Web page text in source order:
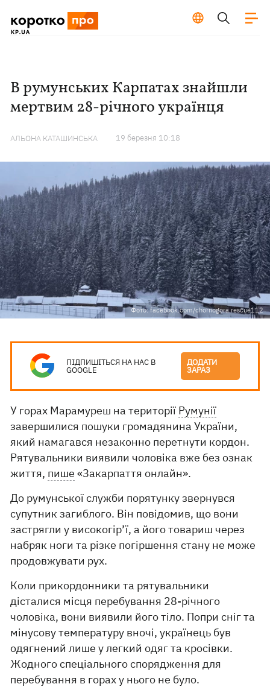
В румунських Карпатах знайшли
мертвим 28-річного українця
АЛЬОНА КАТАШИНСЬКА 19 березня 10:18
Фото: facebook.com/chornogora.rescue112
ПІДПИШІТЬСЯ НА НАС В
GOOGLE
ДОДАТИ
ЗАРАЗ
У горах Марамуреш на території Румунії
завершилися пошуки громадянина України,
який намагався незаконно перетнути кордон.
Рятувальники виявили чоловіка вже без ознак
життя, пише «Закарпаття онлайн».
До румунської служби порятунку звернувся
супутник загиблого. Він повідомив, що вони
застрягли у високогір’ї, а його товариш через
набряк ноги та різке погіршення стану не може
продовжувати рух.
Коли прикордонники та рятувальники
дісталися місця перебування 28-річного
чоловіка, вони виявили його тіло. Попри сніг та
мінусову температуру вночі, українець був
одягнений лише у легкий одяг та кросівки.
Жодного спеціального спорядження для
перебування в горах у нього не було.